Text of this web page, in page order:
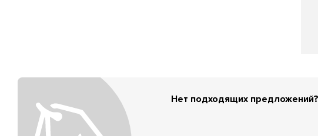
Нет подходящих предложений?